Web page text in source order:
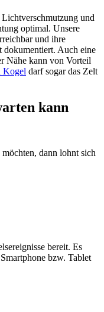
und
optimal. Unsere
und ihre
Auch eine
Nähe kann von Vorteil
Kogel darf sogar das Zelt
kann
dann lohnt sich
bereit. Es
bzw. Tablet